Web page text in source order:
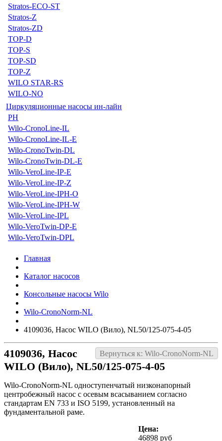
Stratos-ECO-ST
Stratos-Z
Stratos-ZD
TOP-D
TOP-S
TOP-SD
TOP-Z
WILO STAR-RS
WILO-NO
Циркуляционные насосы ин-лайн
PH
Wilo-CronoLine-IL
Wilo-CronoLine-IL-E
Wilo-CronoTwin-DL
Wilo-CronoTwin-DL-E
Wilo-VeroLine-IP-E
Wilo-VeroLine-IP-Z
Wilo-VeroLine-IPH-O
Wilo-VeroLine-IPH-W
Wilo-VeroLine-IPL
Wilo-VeroTwin-DP-E
Wilo-VeroTwin-DPL
Главная
Каталог насосов
Консольные насосы Wilo
Wilo-CronoNorm-NL
4109036, Насос WILO (Вило), NL50/125-075-4-05
Вернуться к: Wilo-CronoNorm-NL
4109036, Насос
WILO (Вило), NL50/125-075-4-05
Wilo-CronoNorm-NL одноступенчатый низконапорный
центробежный насос с осевым всасыванием согласно
стандартам EN 733 и ISO 5199, установленный на
фундаментальной раме.
Цена:
46898 руб